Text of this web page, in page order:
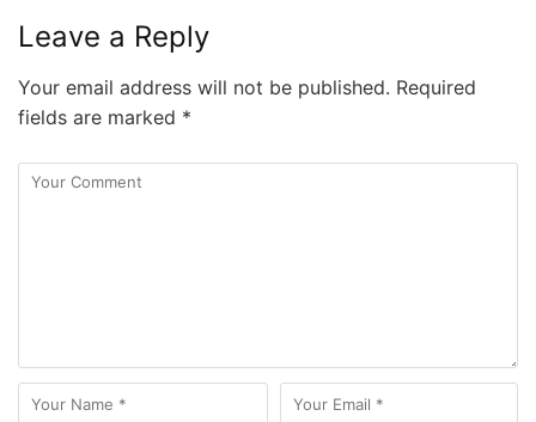
Leave a Reply
Your email address will not be published. Required
fields are marked *